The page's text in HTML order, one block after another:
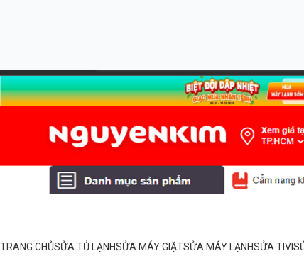
TRANG CHỦSỬA TỦ LẠNHSỬA MÁY GIẶTSỬA MÁY LẠNHSỬA TIVI